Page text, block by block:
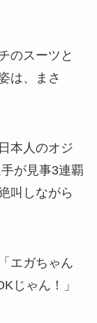
のスーツと
は、まさ
本人のオジ
が見事3連覇
叫しながら
エガちゃん
じゃん！」